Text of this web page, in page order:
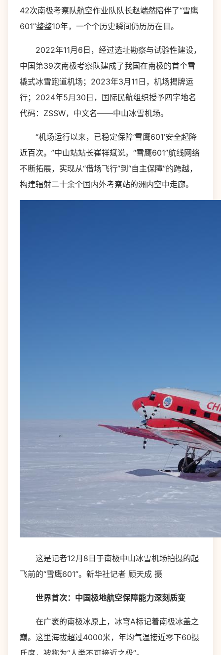
42次南极考察队航空作业队队长赵端然陪伴了“雪鹰
601”整整10年，一个个历史瞬间仍历历在目。
2022年11月6日，经过选址勘察与试验性建设，
中国第39次南极考察队建成了我国在南极的首个雪
橇式冰雪跑道机场；2023年3月11日，机场揭牌运
行；2024年5月30日，国际民航组织授予四字地名
代码：ZSSW，中文名——中山冰雪机场。
“机场运行以来，已稳定保障‘雪鹰601’安全起降
近百次。”中山站站长崔祥斌说。“雪鹰601”航线网络
不断拓展，实现从“借场飞行”到“自主保障”的跨越，
构建辐射二十余个国内外考察站的洲内空中走廊。
这是记者12月8日于南极中山冰雪机场拍摄的起
飞前的“雪鹰601”。新华社记者 顾天成 摄
世界首次：中国极地航空保障能力深刻质变
在广袤的南极冰原上，冰穹A标记着南极冰盖之
巅。这里海拔超过4000米，年均气温接近零下60摄
氏度，被称为“人类不可接近之极”。